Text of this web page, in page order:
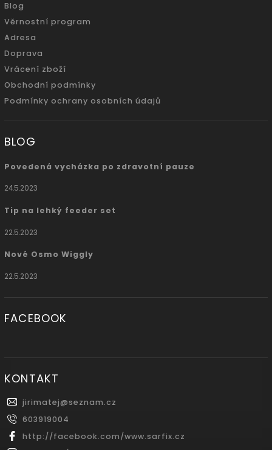
Blog
Věrnostní program
Adresa
Doprava
Vrácení zboží
Obchodní podmínky
Podmínky ochrany osobních údajů
BLOG
Povedená vycházka po zdravotní pauze
24.5.2023
Tip na lehký feeder set
22.5.2023
Nové Osmo Wiggly
22.5.2023
FACEBOOK
KONTAKT
jirimatej@seznam.cz
603919004
http://facebook.com/www.sarfix.cz